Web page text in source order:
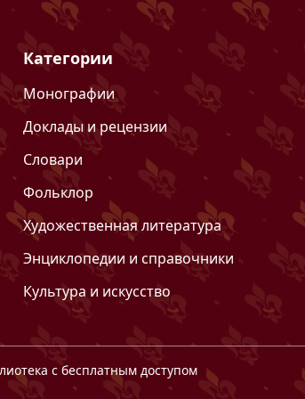
Категории
Монографии
Доклады и рецензии
Словари
Фольклор
Художественная литература
Энциклопедии и справочники
Культура и искусство
с бесплатным доступом